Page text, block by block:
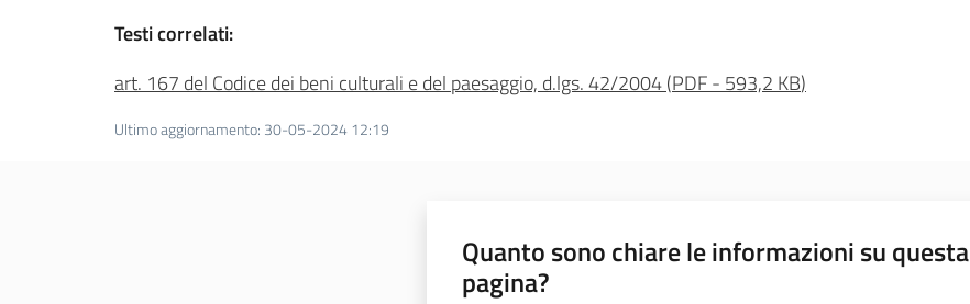
Testi correlati:
art. 167 del Codice dei beni culturali e del paesaggio, d.lgs. 42/2004(PDF- 593,2 KB)
Ultimo aggiornamento: 30-05-2024 12:19
Quanto sono chiare le informazioni su questa
pagina?